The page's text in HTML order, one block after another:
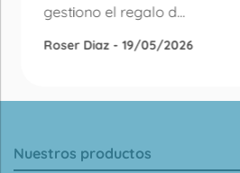
gestiono el regalo d...
Roser Diaz - 19/05/2026
Nuestros productos